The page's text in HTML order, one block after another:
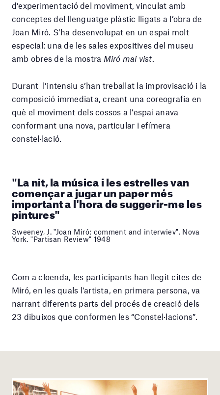
d’experimentació del moviment, vinculat amb
conceptes del llenguatge plàstic lligats a l’obra de
Joan Miró. S’ha desenvolupat en un espai molt
especial: una de les sales expositives del museu
amb obres de la mostra Miró mai vist.
Durant l’intensiu s’han treballat la improvisació i la
composició immediata, creant una coreografia en
què el moviment dels cossos a l’espai anava
conformant una nova, particular i efímera
constel·lació.
"La nit, la música i les estrelles van
començar a jugar un paper més
important a l'hora de suggerir-me les
pintures"
Sweeney, J. "Joan Miró: comment and interwiev". Nova
York. "Partisan Review" 1948
Com a cloenda, les participants han llegit cites de
Miró, en les quals l’artista, en primera persona, va
narrant diferents parts del procés de creació dels
23 dibuixos que conformen les “Constel·lacions”.